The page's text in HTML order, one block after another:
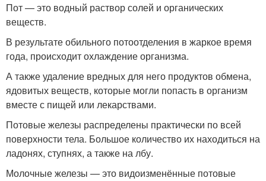
Пот — это водный раствор солей и органических
веществ.
В результате обильного потоотделения в жаркое время
года, происходит охлаждение организма.
А также удаление вредных для него продуктов обмена,
ядовитых веществ, которые могли попасть в организм
вместе с пищей или лекарствами.
Потовые железы распределены практически по всей
поверхности тела. Большое количество их находиться на
ладонях, ступнях, а также на лбу.
Молочные железы — это видоизменённые потовые